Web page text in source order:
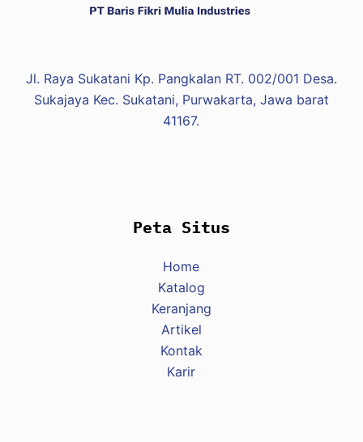
Jl. Raya Sukatani Kp. Pangkalan RT. 002/001 Desa.
Sukajaya Kec. Sukatani, Purwakarta, Jawa barat
41167.
Peta Situs
Home
Katalog
Keranjang
Artikel
Kontak
Karir